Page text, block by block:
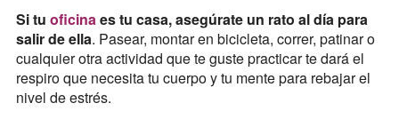
Si tu oficinaes tu casa, asegúrate un rato al día para
salir de ella. Pasear, montar en bicicleta, correr, patinar o
cualquier otra actividad que te guste practicar te dará el
respiro que necesita tu cuerpo y tu mente para rebajar el
nivel de estrés.